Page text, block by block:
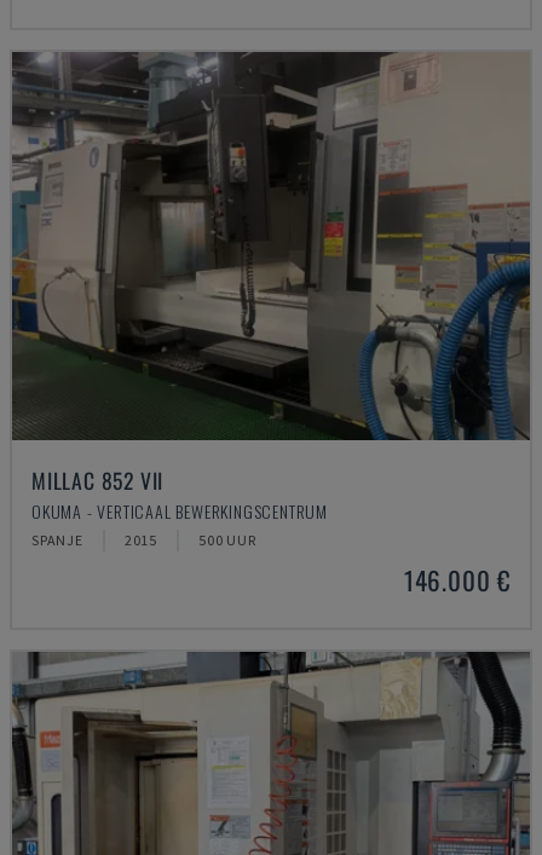
MILLAC 852 VII
OKUMA - VERTICAAL BEWERKINGSCENTRUM
SPANJE 2015 500 UUR
146.000 €